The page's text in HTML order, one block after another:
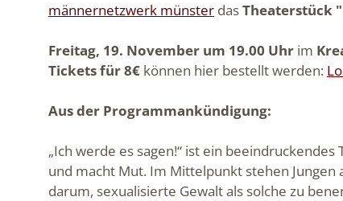
männernetzwerk münster dasTheaterstück
Freitag, 19. November um 19.00 Uhr im
Tickets für 8€ können hier bestellt werden:
Aus der Programmankündigung:
„Ich werde es sagen!“ ist ein
und macht Mut. Im Mittelpunkt stehen
darum, sexualisierte Gewalt als solche zu